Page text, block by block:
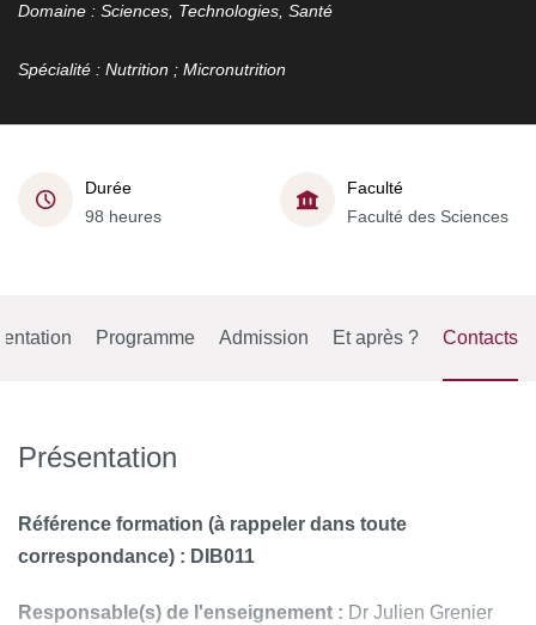
Domaine : Sciences, Technologies, Santé
Spécialité : Nutrition ; Micronutrition
Durée
98 heures
Faculté
Faculté des Sciences
Programme Admission Et après ? Contacts
Présentation
Référence formation (à rappeler dans toute
correspondance) : DIB011
Responsable(s) de l'enseignement : Dr Julien Grenier